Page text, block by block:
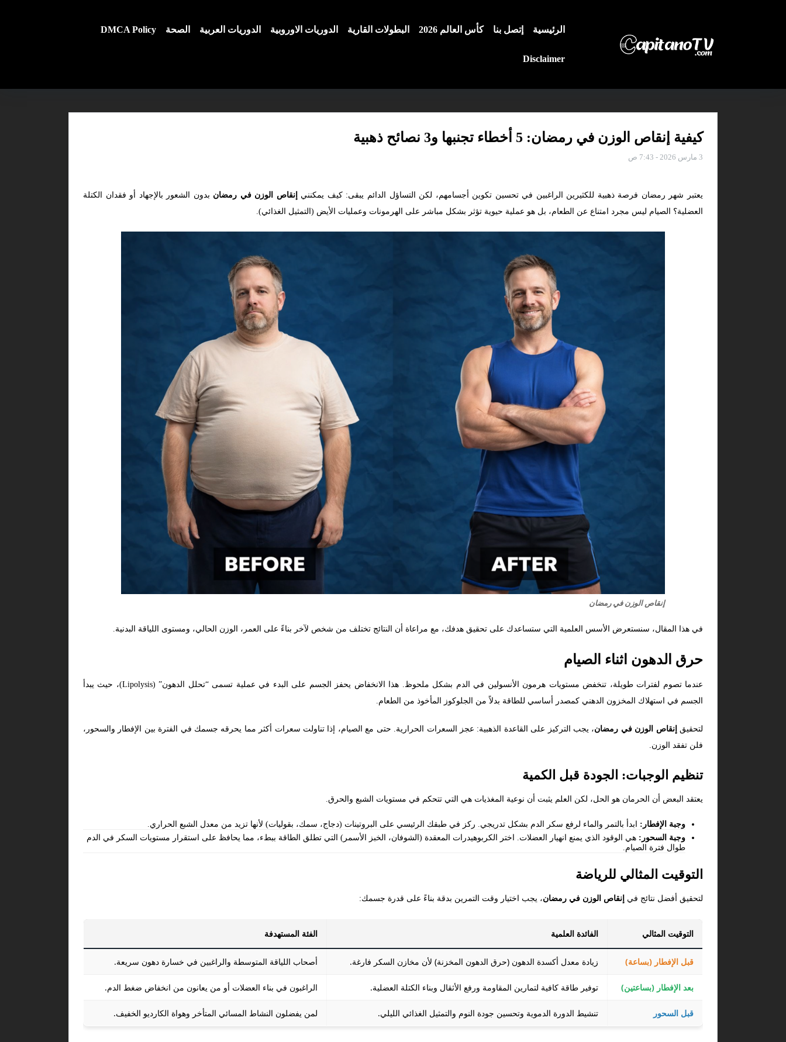
الرئيسية إتصل بنا كأس العالم 2026 البطولات القارية الدوريات الاوروبية الدوريات العربية الصحة DMCA Policy
Disclaimer
كيفية إنقاص الوزن في رمضان: 5 أخطاء تجنبها و3 نصائح ذهبية
3 مارس 2026 - 7:43 ص
يعتبر شهر رمضان فرصة ذهبية للكثيرين الراغبين في تحسين تكوين أجسامهم، لكن التساؤل الدائم يبقى: كيف يمكنني إنقاص الوزن في رمضان بدون الشعور بالإجهاد أو فقدان الكتلة
العضلية؟ الصيام ليس مجرد امتناع عن الطعام، بل هو عملية حيوية تؤثر بشكل مباشر على الهرمونات وعمليات الأيض (التمثيل الغذائي).
إنقاص الوزن في رمضان
في هذا المقال، سنستعرض الأسس العلمية التي ستساعدك على تحقيق هدفك، مع مراعاة أن النتائج تختلف من شخص لآخر بناءً على العمر، الوزن الحالي، ومستوى اللياقة البدنية.
حرق الدهون اثناء الصيام
عندما تصوم لفترات طويلة، تنخفض مستويات هرمون الأنسولين في الدم بشكل ملحوظ. هذا الانخفاض يحفز الجسم على البدء في عملية تسمى “تحلل الدهون” (Lipolysis)، حيث يبدأ
الجسم في استهلاك المخزون الدهني كمصدر أساسي للطاقة بدلاً من الجلوكوز المأخوذ من الطعام.
لتحقيق إنقاص الوزن في رمضان، يجب التركيز على القاعدة الذهبية: عجز السعرات الحرارية. حتى مع الصيام، إذا تناولت سعرات أكثر مما يحرقه جسمك في الفترة بين الإفطار والسحور،
فلن تفقد الوزن.
تنظيم الوجبات: الجودة قبل الكمية
يعتقد البعض أن الحرمان هو الحل، لكن العلم يثبت أن نوعية المغذيات هي التي تتحكم في مستويات الشبع والحرق.
وجبة الإفطار: ابدأ بالتمر والماء لرفع سكر الدم بشكل تدريجي. ركز في طبقك الرئيسي على البروتينات (دجاج، سمك، بقوليات) لأنها تزيد من معدل الشبع الحراري.
وجبة السحور: هي الوقود الذي يمنع انهيار العضلات. اختر الكربوهيدرات المعقدة (الشوفان، الخبز الأسمر) التي تطلق الطاقة ببطء، مما يحافظ على استقرار مستويات السكر في الدم
طوال فترة الصيام.
التوقيت المثالي للرياضة
لتحقيق أفضل نتائج في إنقاص الوزن في رمضان، يجب اختيار وقت التمرين بدقة بناءً على قدرة جسمك:
التوقيت المثالي الفائدة العلمية الفئة المستهدفة
قبل الإفطار (بساعة) زيادة معدل أكسدة الدهون (حرق الدهون المخزنة) لأن مخازن السكر فارغة. أصحاب اللياقة المتوسطة والراغبين في خسارة دهون سريعة.
بعد الإفطار (بساعتين) توفير طاقة كافية لتمارين المقاومة ورفع الأثقال وبناء الكتلة العضلية. الراغبون في بناء العضلات أو من يعانون من انخفاض ضغط الدم.
قبل السحور تنشيط الدورة الدموية وتحسين جودة النوم والتمثيل الغذائي الليلي. لمن يفضلون النشاط المسائي المتأخر وهواة الكارديو الخفيف.